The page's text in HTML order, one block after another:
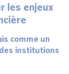
les enjeux
comme un
institutions